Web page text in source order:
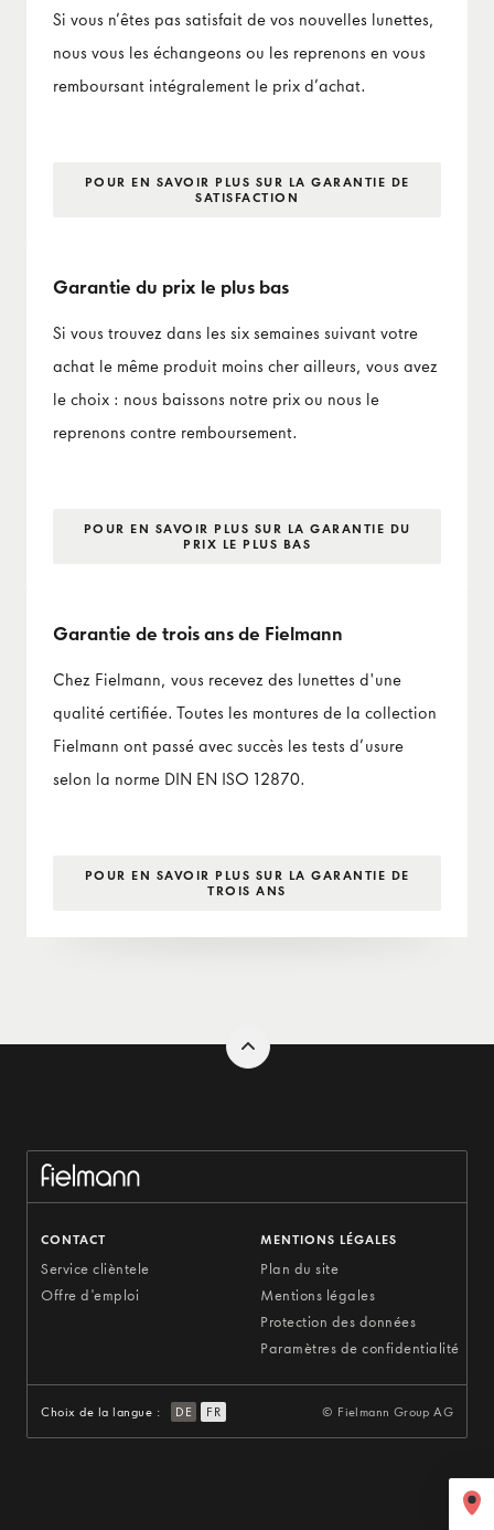
Si vous n’êtes pas satisfait de vos nouvelles lunettes,
nous vous les échangeons ou les reprenons en vous
remboursant intégralement le prix d’achat.
POUR EN SAVOIR PLUS SUR LA GARANTIE DE
SATISFACTION
Garantie du prix le plus bas
Si vous trouvez dans les six semaines suivant votre
achat le même produit moins cher ailleurs, vous avez
le choix : nous baissons notre prix ou nous le
reprenons contre remboursement.
POUR EN SAVOIR PLUS SUR LA GARANTIE DU
PRIX LE PLUS BAS
Garantie de trois ans de Fielmann
Chez Fielmann, vous recevez des lunettes d'une
qualité certifiée. Toutes les montures de la collection
Fielmann ont passé avec succès les tests d’usure
selon la norme DIN EN ISO 12870.
POUR EN SAVOIR PLUS SUR LA GARANTIE DE
TROIS ANS
CONTACT
Service clièntele
Offre d'emploi
MENTIONS LÉGALES
Plan du site
Mentions légales
Protection des données
Paramètres de confidentialité
Choix de la langue : DE FR © Fielmann Group AG